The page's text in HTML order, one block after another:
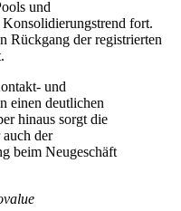
und
fort.
Rückgang der registrierten
und
einen deutlichen
hinaus sorgt die
der
beim Neugeschäft